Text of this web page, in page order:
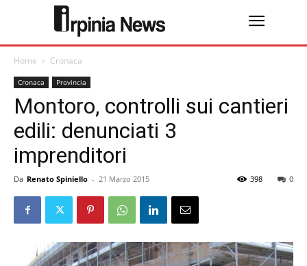
Home Cronaca
Cronaca Provincia
Montoro, controlli sui cantieri
edili: denunciati 3
imprenditori
Da Renato Spiniello - 21 Marzo 2015 0
398